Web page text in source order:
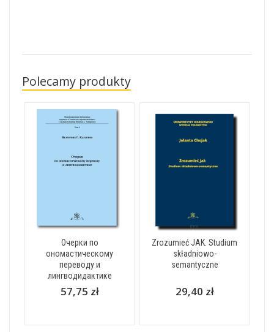
Polecamy produkty
Очерки по
ономастическому
переводу и
лингводидактике
57,75 zł
Zrozumieć JAK. Studium
składniowo-
semantyczne
29,40 zł